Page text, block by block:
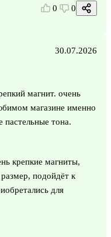
0 0
30.07.2026
магнит. очень
магазине именно
пастельные тона.
крепкие магниты,
подойдёт к
для